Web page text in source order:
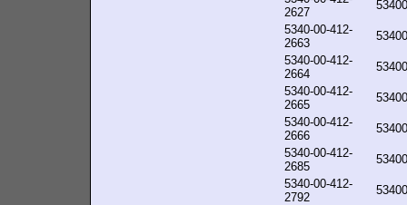
2627
5340-00-412-
2663
5340-00-412-
2664
5340-00-412-
2665
5340-00-412-
2666
5340-00-412-
2685
5340-00-412-
2792